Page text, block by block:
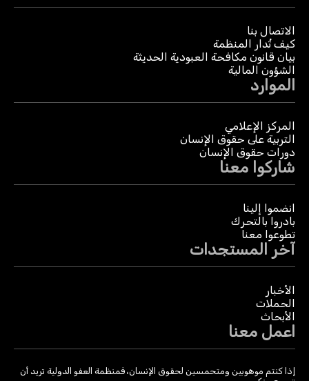
الاتصال بنا
كيف تُدار المنظمة
بيان قانون مكافحة العبودية الحديثة
الشؤون المالية
الموارد
المركز الإعلامي
التربية على حقوق الإنسان
دورات حقوق الإنسان
شاركوا معنا
انضموا إلينا
بادروا بالتحرك
تطوعوا معنا
آخر المستجدات
الأخبار
الحملات
الأبحاث
اعمل معنا
إذا كنتم موهوبين ومتحمسين لحقوق الإنسان، فمنظمة العفو الدولية تريد أن